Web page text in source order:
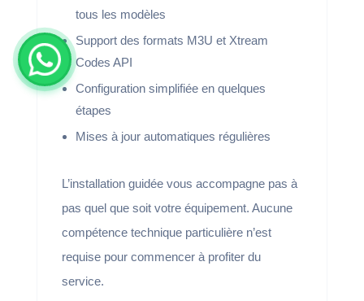
tous les modèles
Support des formats M3U et Xtream
Codes API
Configuration simplifiée en quelques
étapes
Mises à jour automatiques régulières
L’installation guidée vous accompagne pas à
pas quel que soit votre équipement. Aucune
compétence technique particulière n’est
requise pour commencer à profiter du
service.